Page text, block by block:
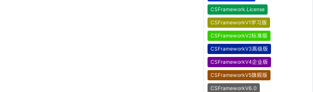
CSFramework.License
CSFrameworkV1学习版
CSFrameworkV2标准版
CSFrameworkV3高级版
CSFrameworkV4企业版
CSFrameworkV5旗舰版
CSFrameworkV6.0